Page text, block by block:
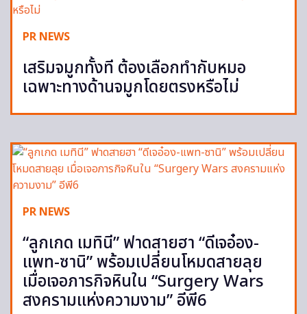
PR NEWS
เสริมจมูกทั้งที ต้องเลือกทำกับหมอ
เฉพาะทางด้านจมูกโดยตรงหรือไม่
PR NEWS
“ลูกเกด เมทินี” ฟาดสายฮา “ดีเจอ๋อง-
แพท-ซานิ” พร้อมเปลี่ยนโหมดสายลุย
เมื่อเจอภารกิจหินใน “Surgery Wars
สงครามแห่งความงาม” อีพี6